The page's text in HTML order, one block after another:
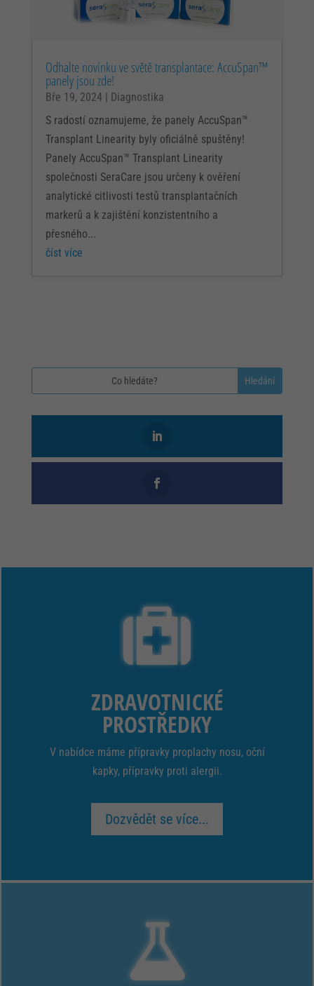
Odhalte novinku ve světě transplantace: AccuSpan™
panely jsou zde!
Bře 19, 2024 | Diagnostika
S radostí oznamujeme, že panely AccuSpan™
Transplant Linearity byly oficiálně spuštěny!
Panely AccuSpan™ Transplant Linearity
společnosti SeraCare jsou určeny k ověření
analytické citlivosti testů transplantačních
markerů a k zajištění konzistentního a
přesného...
číst více
ZDRAVOTNICKÉ
PROSTŘEDKY
V nabídce máme přípravky proplachy nosu, oční
kapky, přípravky proti alergii.
Dozvědět se více...